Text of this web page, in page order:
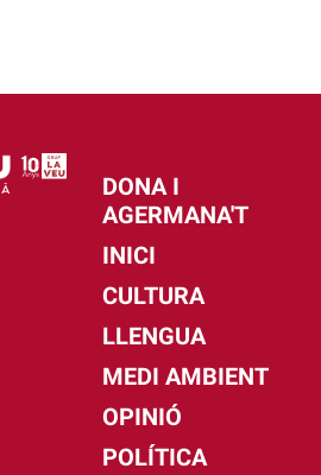
DONA I
AGERMANA'T
INICI
CULTURA
LLENGUA
MEDI AMBIENT
OPINIÓ
POLÍTICA